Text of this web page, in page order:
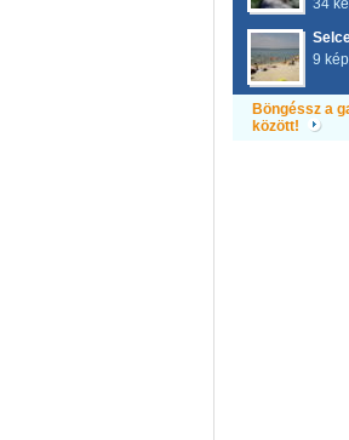
34
9 kép
Böngéssz a
között!